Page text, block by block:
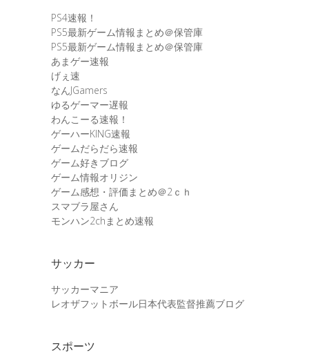
PS4速報！
PS5最新ゲーム情報まとめ＠保管庫
PS5最新ゲーム情報まとめ＠保管庫
あまゲー速報
げぇ速
なんJGamers
ゆるゲーマー遅報
わんこーる速報！
ゲーハーKING速報
ゲームだらだら速報
ゲーム好きブログ
ゲーム情報オリジン
ゲーム感想・評価まとめ＠2ｃｈ
スマブラ屋さん
モンハン2chまとめ速報
サッカー
サッカーマニア
レオザフットボール日本代表監督推薦ブログ
スポーツ